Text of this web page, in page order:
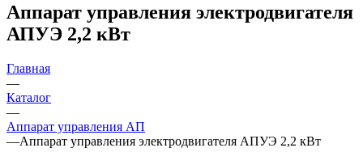
Аппарат управления электродвигателя
АПУЭ 2,2 кВт
Главная
—
Каталог
—
Аппарат управления АП
—Аппарат управления электродвигателя АПУЭ 2,2 кВт